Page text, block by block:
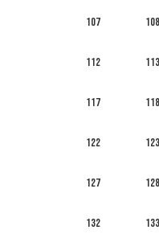
107 108
112 113
117 118
122 123
127 128
132 133